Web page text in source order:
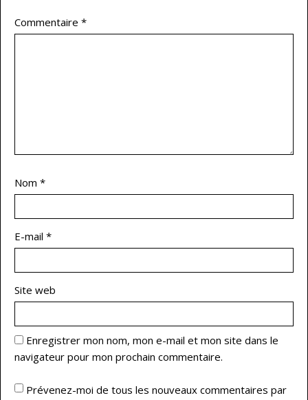
Commentaire *
Nom *
E-mail *
Site web
Enregistrer mon nom, mon e-mail et mon site dans le
navigateur pour mon prochain commentaire.
Prévenez-moi de tous les nouveaux commentaires par